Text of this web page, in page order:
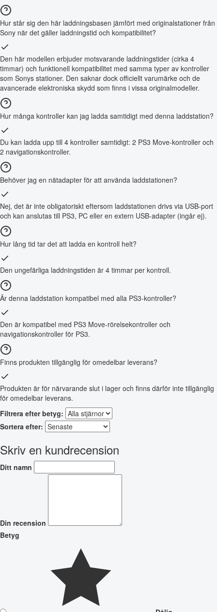
Hur står sig den här laddningsbasen jämfört med originalstationer från
Sony när det gäller laddningstid och kompatibilitet?
Den här modellen erbjuder motsvarande laddningstider (cirka 4
timmar) och funktionell kompatibilitet med samma typer av kontroller
som Sonys stationer. Den saknar dock officiellt varumärke och de
avancerade elektroniska skydd som finns i vissa originalmodeller.
Hur många kontroller kan jag ladda samtidigt med denna laddstation?
Du kan ladda upp till 4 kontroller samtidigt: 2 PS3 Move-kontroller och
2 navigationskontroller.
Behöver jag en nätadapter för att använda laddstationen?
Nej, det är inte obligatoriskt eftersom laddstationen drivs via USB-port
och kan anslutas till PS3, PC eller en extern USB-adapter (ingår ej).
Hur lång tid tar det att ladda en kontroll helt?
Den ungefärliga laddningstiden är 4 timmar per kontroll.
Är denna laddstation kompatibel med alla PS3-kontroller?
Den är kompatibel med PS3 Move-rörelsekontroller och
navigationskontroller för PS3.
Finns produkten tillgänglig för omedelbar leverans?
Produkten är för närvarande slut i lager och finns därför inte tillgänglig
för omedelbar leverans.
Filtrera efter betyg:
Sortera efter:
Skriv en kundrecension
Ditt namn
Din recension
Betyg